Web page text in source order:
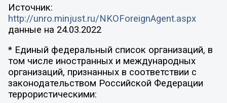
Источник:
http://unro.minjust.ru/NKOForeignAgent.aspx
данные на 24.03.2022
* Единый федеральный список организаций, в
том числе иностранных и международных
организаций, признанных в соответствии с
законодательством Российской Федерации
террористическими: